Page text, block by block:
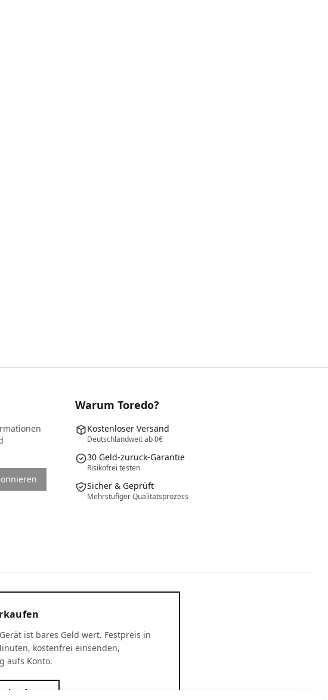
Warum Toredo?
Kostenloser Versand
Deutschlandweit ab 0€
30 Geld-zurück-Garantie
Risikofrei testen
Sicher & Geprüft
Mehrstufiger Qualitätsprozess
ist bares Geld wert. Festpreis in
kostenfrei einsenden,
aufs Konto.